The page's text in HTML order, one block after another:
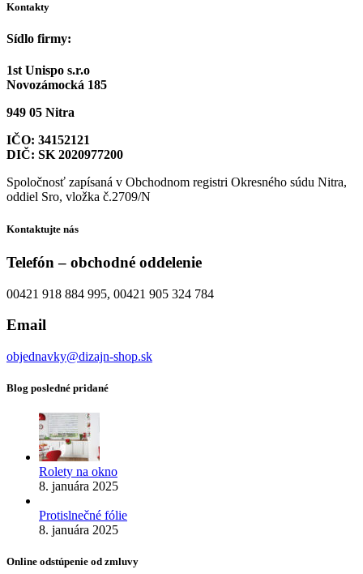
Kontakty
Sídlo firmy:
1st Unispo s.r.o
Novozámocká 185
949 05 Nitra
IČO: 34152121
DIČ: SK 2020977200
Spoločnosť zapísaná v Obchodnom registri Okresného súdu Nitra,
oddiel Sro, vložka č.2709/N
Kontaktujte nás
Telefón – obchodné oddelenie
00421 918 884 995, 00421 905 324 784
Email
objednavky@dizajn-shop.sk
Blog posledné pridané
Rolety na okno
8. januára 2025
Protislnečné fólie
8. januára 2025
Online odstúpenie od zmluvy